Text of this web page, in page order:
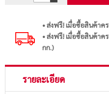
• ส่งฟรี! เมื่อซื้อสินค้าค
• ส่งฟรี! เมื่อซื้อสินค้าค
กก.)
รายละเอียด